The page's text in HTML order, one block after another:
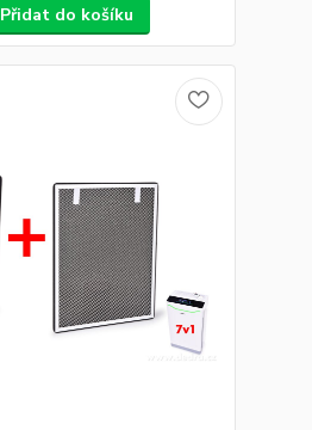
Přidat do košíku